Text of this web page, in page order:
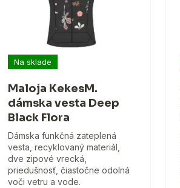
Na sklade
Maloja KekesM.
dámska vesta Deep
Black Flora
Dámska funkčná zateplená
vesta, recyklovaný materiál,
dve zipové vrecká,
priedušnosť, čiastočne odolná
voči vetru a vode.